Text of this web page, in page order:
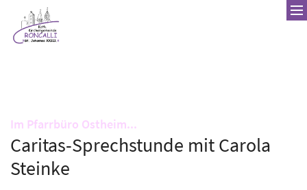
Zum Inhalt springen
Im Pfarrbüro Ostheim...
Caritas-Sprechstunde mit Carola
Steinke